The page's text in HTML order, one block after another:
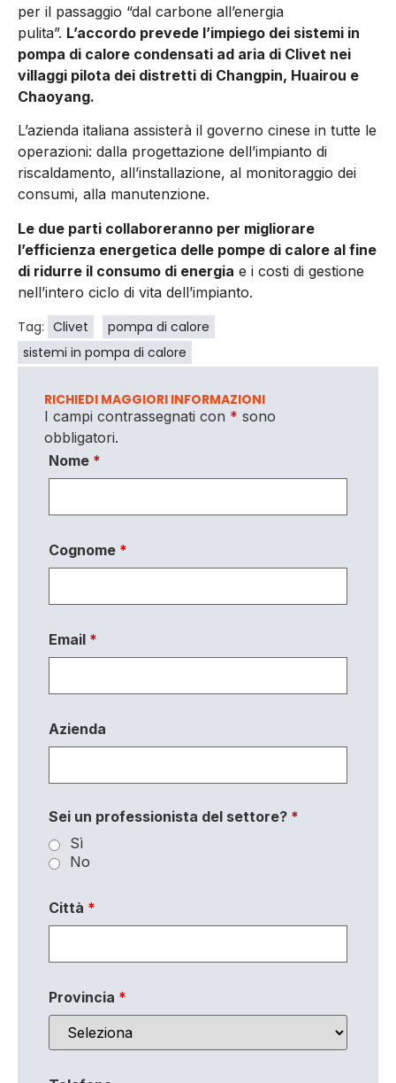
per il passaggio “dal carbone all’energia
pulita”. L’accordo prevede l’impiego dei sistemi in
pompa di calore condensati ad aria di Clivet nei
villaggi pilota dei distretti di Changpin, Huairou e
Chaoyang.
L’azienda italiana assisterà il governo cinese in tutte le
operazioni: dalla progettazione dell’impianto di
riscaldamento, all’installazione, al monitoraggio dei
consumi, alla manutenzione.
Le due parti collaboreranno per migliorare
l’efficienza energetica delle pompe di calore al fine
di ridurre il consumo di energia e i costi di gestione
nell’intero ciclo di vita dell’impianto.
Tag: Clivet
pompa di calore
sistemi in pompa di calore
RICHIEDI MAGGIORI INFORMAZIONI
I campi contrassegnati con * sono
obbligatori.
Nome *
Cognome *
Email *
Azienda
Sei un professionista del settore? *
Sì
No
Città *
Provincia *